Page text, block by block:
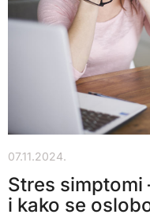
07.11.2024.
Stres simptomi
i kako se